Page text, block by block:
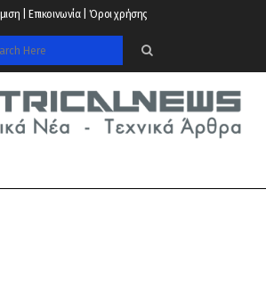
| Επικοινωνία | Όροι χρήσης